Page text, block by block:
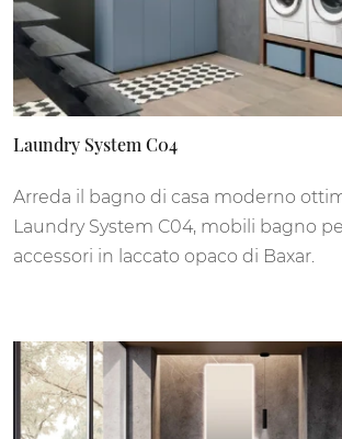
Laundry System C04
Arreda il bagno di casa moderno
Laundry System C04, mobili bagno
accessori in laccato opaco di Baxar.